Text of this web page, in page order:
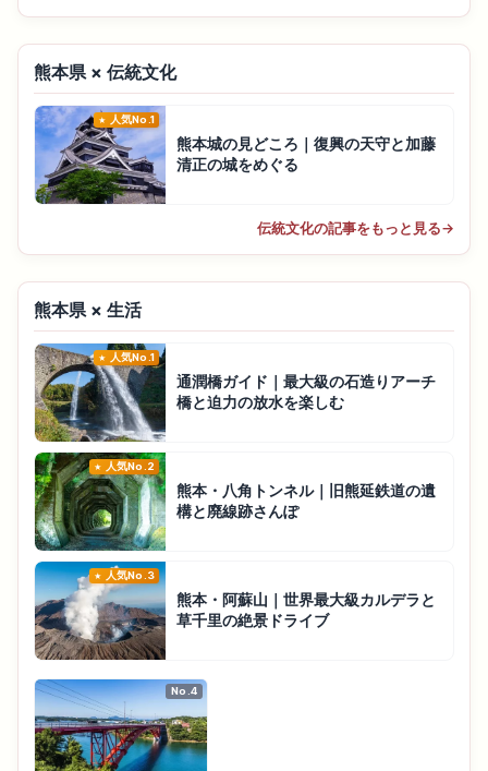
熊本県 × 伝統文化
人気No.1
熊本城の見どころ｜復興の天守と加藤
清正の城をめぐる
伝統文化の記事をもっと見る→
熊本県 × 生活
人気No.1
通潤橋ガイド｜最大級の石造りアーチ
橋と迫力の放水を楽しむ
人気No.2
熊本・八角トンネル｜旧熊延鉄道の遺
構と廃線跡さんぽ
人気No.3
熊本・阿蘇山｜世界最大級カルデラと
草千里の絶景ドライブ
No.4